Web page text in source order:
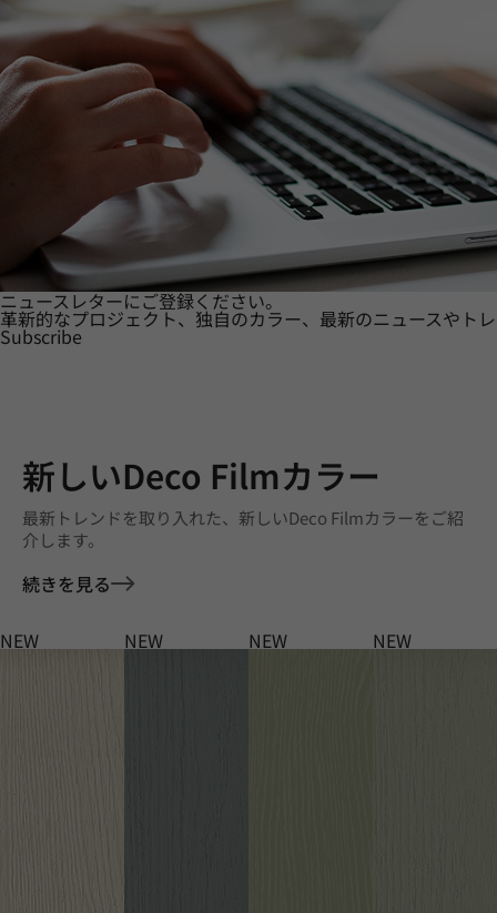
ニュースレターにご登録ください。
革新的なプロジェクト、独自のカラー、最新のニュースやト
Subscribe
新しいDeco Filmカラー
最新トレンドを取り入れた、新しいDeco Filmカラーをご紹
介します。
続きを見る
NEW NEW NEW NEW